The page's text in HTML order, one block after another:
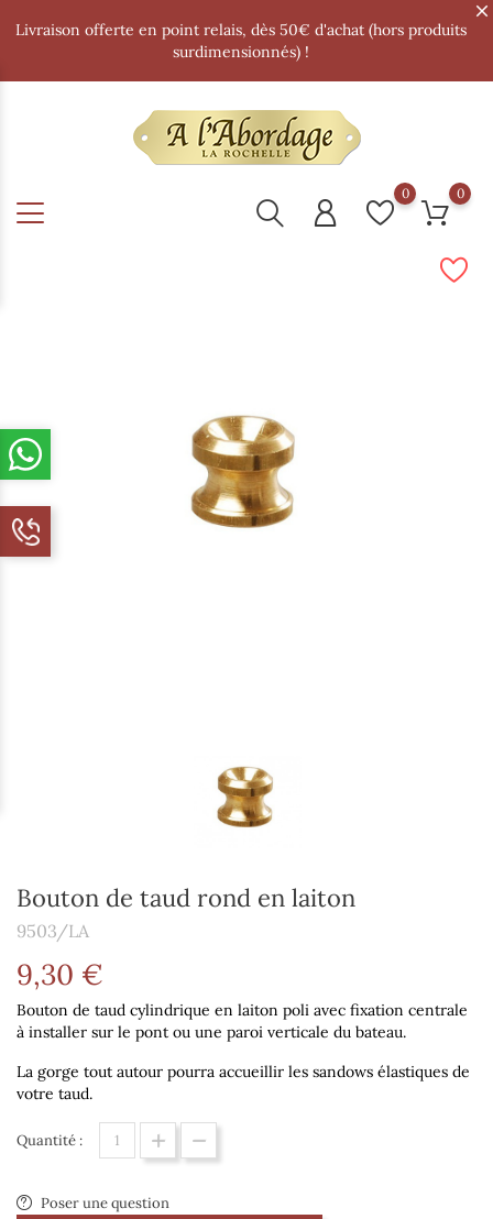
Livraison offerte en point relais, dès 50€ d'achat (hors produits
surdimensionnés) !
0 0
Bouton de taud rond en laiton
9503/LA
9,30 €
Bouton de taud cylindrique en laiton poli avec fixation centrale
à installer sur le pont ou une paroi verticale du bateau.
La gorge tout autour pourra accueillir les sandows élastiques de
votre taud.
Quantité :
Poser une question